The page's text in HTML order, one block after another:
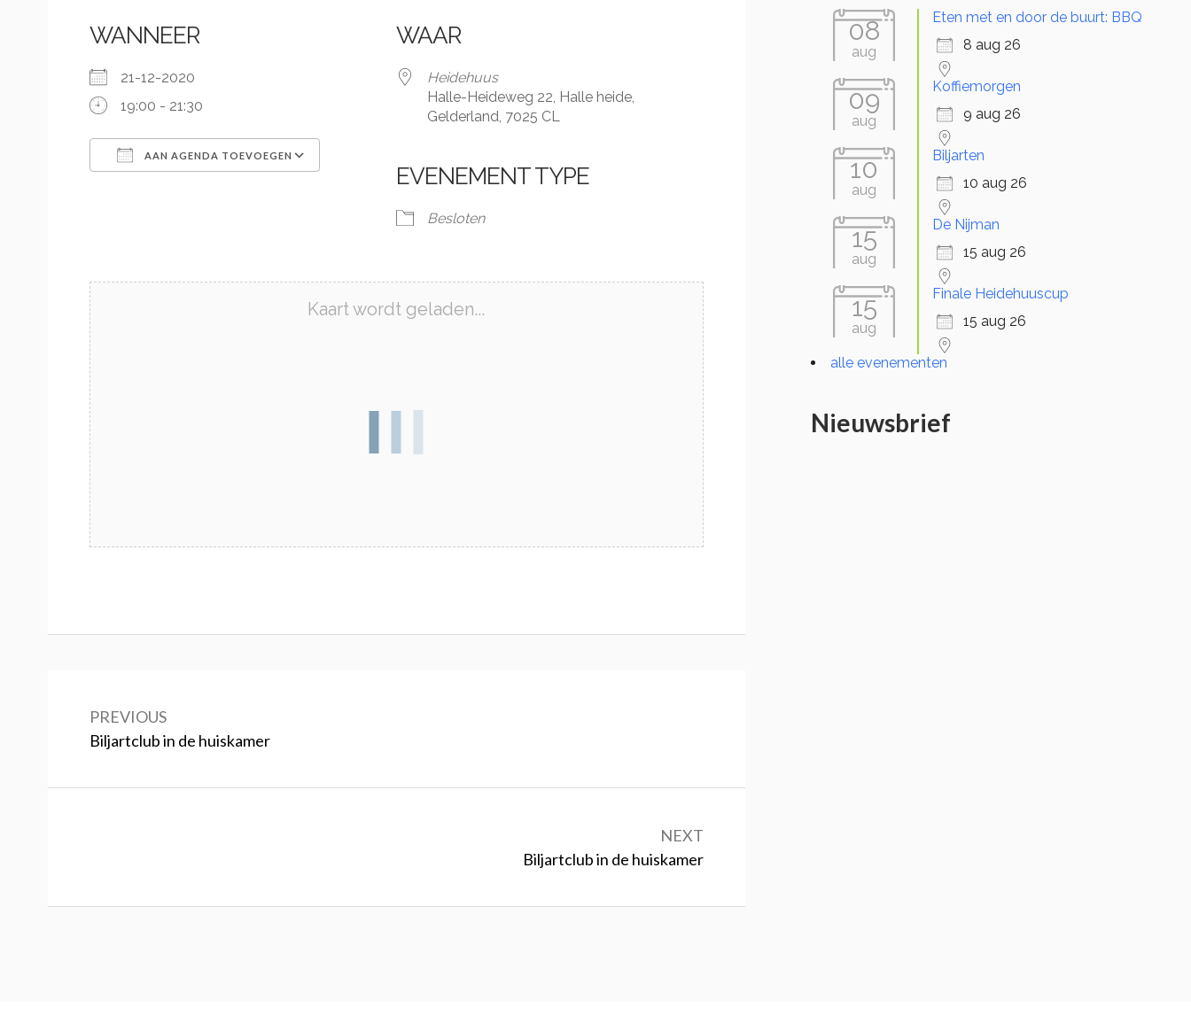
WANNEER
21-12-2020
19:00 - 21:30
AAN AGENDA TOEVOEGEN
WAAR
Heidehuus
Halle-Heideweg 22, Halle heide,
Gelderland, 7025 CL
EVENEMENT TYPE
Besloten
Kaart wordt geladen...
navigatie
PREVIOUS
Previous:
Biljartclub in de huiskamer
NEXT
Next:
Biljartclub in de huiskamer
08
aug
Eten met en door de buurt: BBQ
8 aug 26
09
aug
Koffiemorgen
9 aug 26
10
aug
Biljarten
10 aug 26
15
aug
De Nijman
15 aug 26
15
aug
Finale Heidehuuscup
15 aug 26
alle evenementen
Nieuwsbrief